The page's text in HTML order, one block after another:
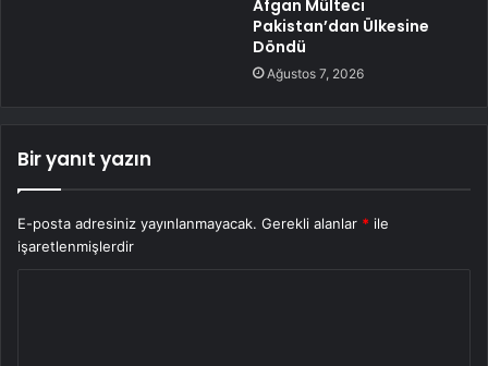
Afgan Mülteci
Pakistan’dan Ülkesine
Döndü
Ağustos 7, 2026
Bir yanıt yazın
E-posta adresiniz yayınlanmayacak. Gerekli alanlar * ile
işaretlenmişlerdir